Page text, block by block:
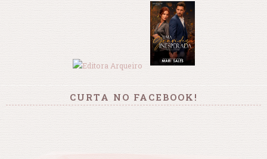
CURTA NO FACEBOOK!